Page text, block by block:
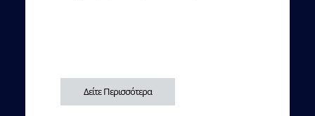
Δείτε Περισσότερα